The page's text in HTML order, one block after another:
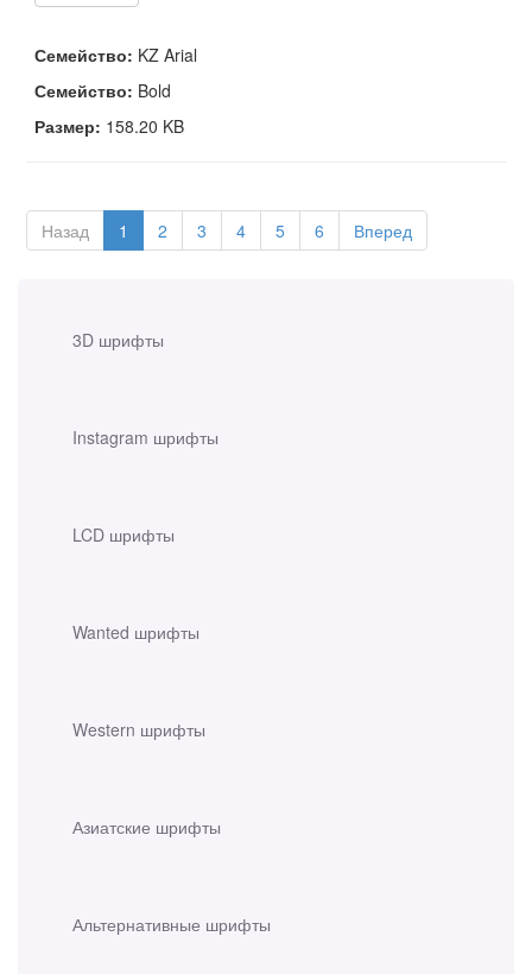
3D шрифты
Instagram шрифты
LCD шрифты
Wanted шрифты
Western шрифты
Азиатские шрифты
Альтернативные шрифты
Семейство: KZ Arial
Семейство: Bold
Размер: 158.20 KB
Назад 1 2 3 4 5 6 Вперед